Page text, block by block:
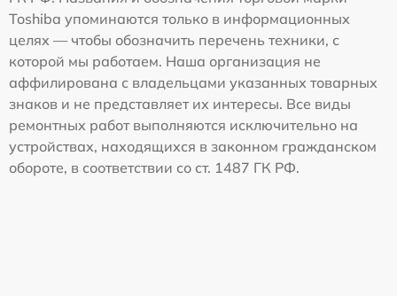
Toshiba упоминаются только в информационных
целях — чтобы обозначить перечень техники, с
которой мы работаем. Наша организация не
аффилирована с владельцами указанных товарных
знаков и не представляет их интересы. Все виды
ремонтных работ выполняются исключительно на
устройствах, находящихся в законном гражданском
обороте, в соответствии со ст. 1487 ГК РФ.